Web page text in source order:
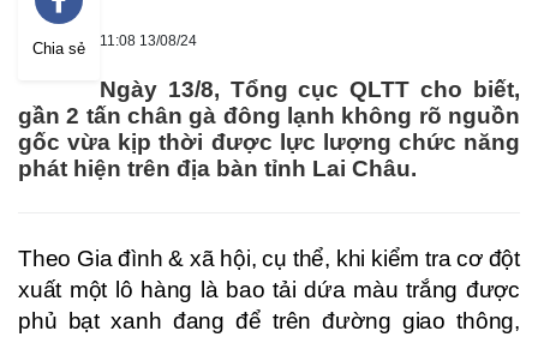
Chia sẻ 11:08 13/08/24
Ngày 13/8, Tổng cục QLTT cho biết,
gần 2 tấn chân gà đông lạnh không rõ nguồn
gốc vừa kịp thời được lực lượng chức năng
phát hiện trên địa bàn tỉnh Lai Châu.
Theo Gia đình & xã hội, cụ thể, khi kiểm tra cơ đột
xuất một lô hàng là bao tải dứa màu trắng được
phủ bạt xanh đang để trên đường giao thông,